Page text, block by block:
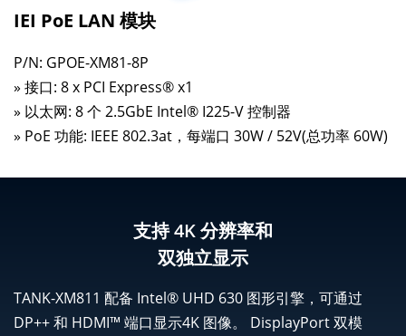
IEI PoE LAN 模块
P/N: GPOE-XM81-8P
» 接口: 8 x PCI Express® x1
» 以太网: 8 个 2.5GbE Intel® I225-V 控制器
» PoE 功能: IEEE 802.3at，每端口 30W / 52V(总功率 60W)
支持 4K 分辨率和
双独立显示
TANK-XM811 配备 Intel® UHD 630 图形引擎，可通过
DP++ 和 HDMI™ 端口显示4K 图像。 DisplayPort 双模